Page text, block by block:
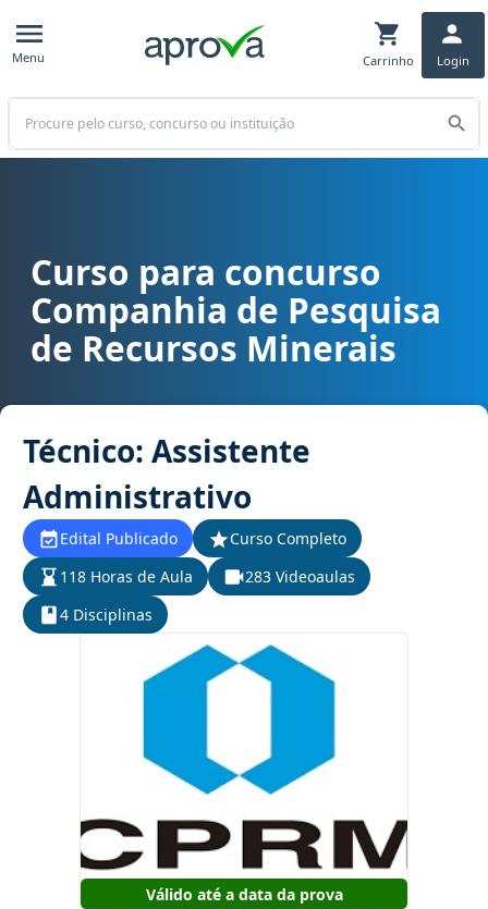
Menu Carrinho Login
Buscar
Curso para concurso CPRM - Companhia de Pesquisa de
Curso para concurso
Companhia de Pesquisa
de Recursos Minerais
Técnico: Assistente
Administrativo
Edital Publicado
Curso Completo
118 Horas de Aula
283 Videoaulas
4 Disciplinas
Válido até a data da prova